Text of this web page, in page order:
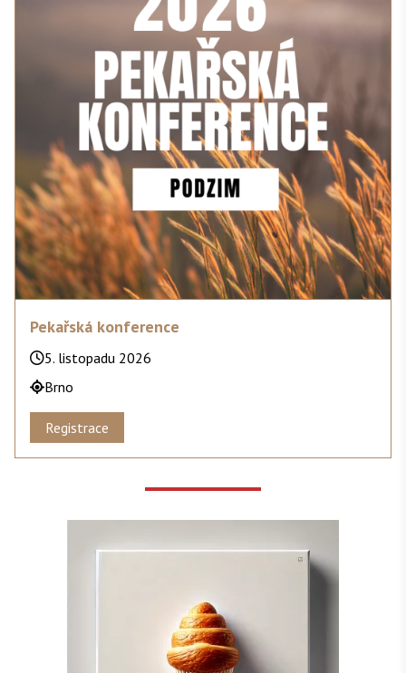
Pekařská konference
5. listopadu 2026
Brno
Registrace